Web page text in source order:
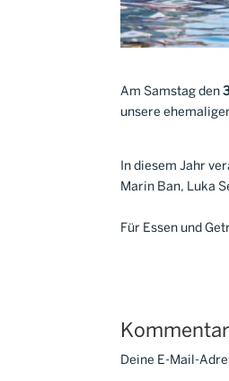
Am Samstag den
unsere
In diesem Jahr
Marin Ban, Luka
Für Essen und
Deine E-Mail-